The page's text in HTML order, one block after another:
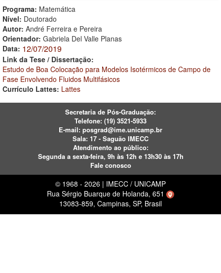
Programa: Matemática
Nível: Doutorado
Autor: André Ferreira e Pereira
Orientador: Gabriela Del Valle Planas
Data: 12/07/2019
Link da Tese / Dissertação:
Estudo de Boa Colocação para Modelos Isotérmicos de Campo de
Fase Envolvendo Fluidos Multifásicos
Currículo Lattes: Lattes
Secretaria de Pós-Graduação:
Telefone: (19) 3521-5933
E-mail: posgrad@ime.unicamp.br
Sala: 17 - Saguão IMECC
Atendimento ao público:
Segunda a sexta-feira, 9h às 12h e 13h30 às 17h
Fale conosco
© 1968 - 2026 | IMECC / UNICAMP
Rua Sérgio Buarque de Holanda, 651
13083-859, Campinas, SP, Brasil